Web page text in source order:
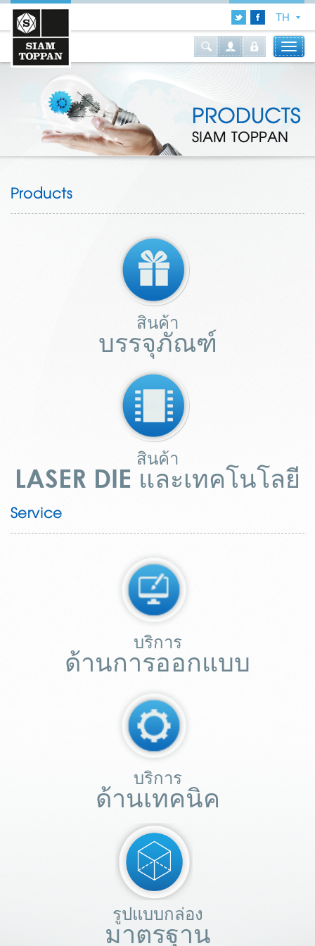
PRODUCTS
SIAM TOPPAN
Products
สินค้า
บรรจุภัณฑ์
สินค้า
LASER DIE และเทคโนโลยี
Service
บริการ
ด้านการออกแบบ
บริการ
ด้านเทคนิค
รูปแบบกล่อง
มาตรฐาน